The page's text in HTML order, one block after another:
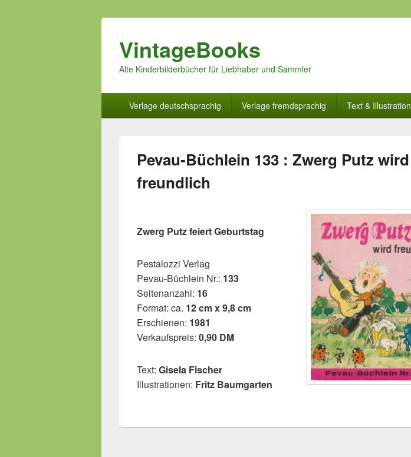
VintageBooks
Alte Kinderbilderbücher für Liebhaber und Sammler
Verlage deutschsprachig Verlage fremdsprachig Text & Illustration
Pevau-Büchlein 133 : Zwerg Putz wird
freundlich
Zwerg Putz feiert Geburtstag
Pestalozzi Verlag
Pevau-Büchlein Nr.: 133
Seitenanzahl: 16
Format: ca. 12 cm x 9,8 cm
Erschienen: 1981
Verkaufspreis: 0,90 DM
Text: Gisela Fischer
Illustrationen: Fritz Baumgarten